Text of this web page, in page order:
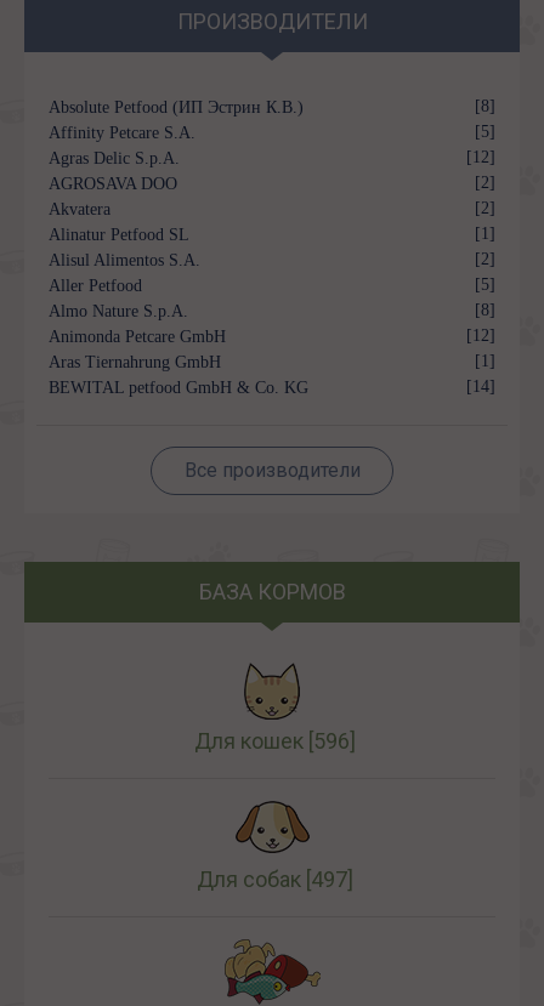
ПРОИЗВОДИТЕЛИ
Absolute Petfood (ИП Эстрин К.В.)
[8]
Affinity Petcare S.A.
[5]
Agras Delic S.p.A.
[12]
AGROSAVA DOO
[2]
Akvatera
[2]
Alinatur Petfood SL
[1]
Alisul Alimentos S.A.
[2]
Aller Petfood
[5]
Almo Nature S.p.A.
[8]
Animonda Petcare GmbH
[12]
Aras Tiernahrung GmbH
[1]
BEWITAL petfood GmbH & Co. KG
[14]
Все производители
БАЗА КОРМОВ
Для кошек [596]
Для собак [497]